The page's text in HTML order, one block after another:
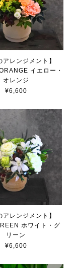
アレンジメント】
イエロー・
オレンジ
¥6,600
アレンジメント】
ホワイト・グ
リーン
¥6,600